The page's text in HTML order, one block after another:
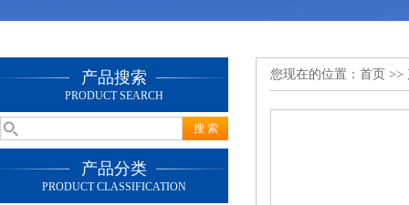
产品搜索
PRODUCT SEARCH
产品分类
PRODUCT CLASSIFICATION
您现在的位置： 首页 >>